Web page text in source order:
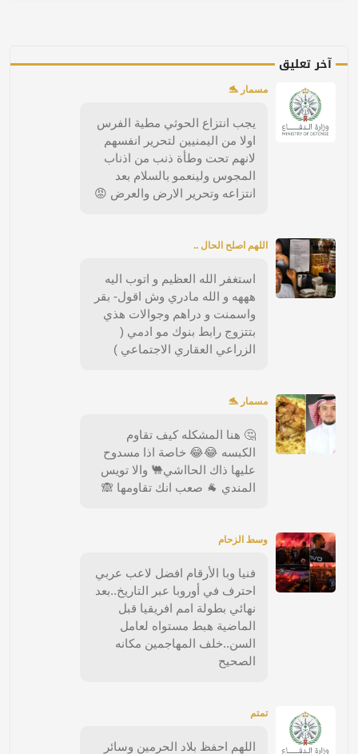
آخر تعليق
مسمار 🐬
يجب انتزاع الحوثي مطية الفرس
اولا من اليمنيين لتحرير انفسهم
لانهم تحت وطأة ذنب من اذناب
المجوس ولينعمو بالسلام بعد
انتزاعه وتحرير الارض والعرض 😡
اللهم اصلح الحال ..
استغفر الله العظيم و اتوب اليه
هههه و الله مادري وش اقول- بقر
واسمنت و دراهم وجوالات هذي
بتتزوج رابط بنوك مو ادمي (
الزراعي العقاري الاجتماعي )
مسمار 🐬
🤔 هنا المشكله كيف تقاوم
الكبسه 😂😂 خاصة اذا مسدوح
عليها ذاك الحااشي🐫 والا تويس
المندي 🐐 صعب انك تقاومها 🙈
وسط الزحام
فنيا وبا الأرقام افضل لاعب عربي
احترف في أوروبا عبر التاريخ..بعد
نهائي بطولة امم افريقيا قبل
الماضية هبط مستواه لعامل
السن..خلف المهاجمين مكانه
الصحيح
تمتم
اللهم احفظ بلاد الحرمين وسائر